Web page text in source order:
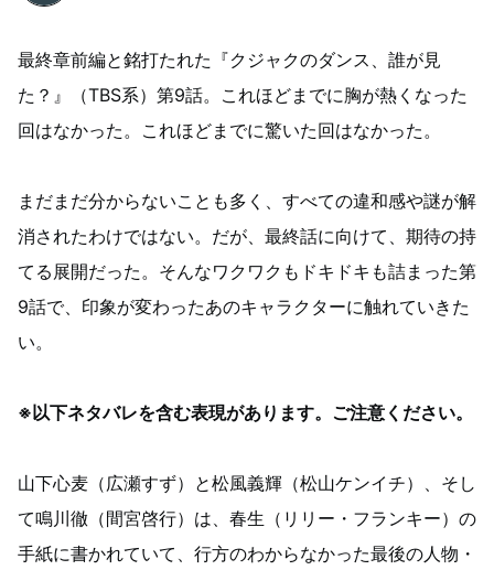
最終章前編と銘打たれた『クジャクのダンス、誰が見
た？』（TBS系）第9話。これほどまでに胸が熱くなった
回はなかった。これほどまでに驚いた回はなかった。
まだまだ分からないことも多く、すべての違和感や謎が解
消されたわけではない。だが、最終話に向けて、期待の持
てる展開だった。そんなワクワクもドキドキも詰まった第
9話で、印象が変わったあのキャラクターに触れていきた
い。
※以下ネタバレを含む表現があります。ご注意ください。
山下心麦（広瀬すず）と松風義輝（松山ケンイチ）、そし
て鳴川徹（間宮啓行）は、春生（リリー・フランキー）の
手紙に書かれていて、行方のわからなかった最後の人物・